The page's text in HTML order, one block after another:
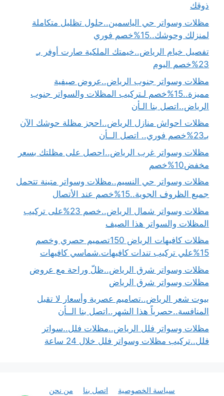
ذوقك
مظلات وسواتر حي الياسمين..حلول تظليل متكاملة
لمنزلك وحوشك..15%خصم فوري
تفصيل خيام الرياض..خيمتك الملكية صارت أوفر بـ
23%خصم اليوم
مظلات وسواتر جنوب الرياض..عروض صيفية
مميزة..15%خصم لـتركيب المظلات والسواتر جنوب
الرياض..اتصل بنا الـأن
مظلات احواش منازل الرياض..احجز مظلة حوشك الآن
بـ23%خصم فوري.. اتصل الــأن
مظلات وسواتر غرب الرياض..احصل على مظلتك بسعر
مخفض10%خصم
مظلات وسواتر حي النسيم..مظلات وسواتر متينة تتحمل
جميع الظروف الجوية..15%خصم عند الأتصال
مظلات وسواتر شمال الرياض..خصم 23%على تركيب
المظلات والسواتر هذا الصيف
مظلات كافيهات الرياض 150تصميم حصري وخصم
15%علي تركيب تندات كافيهات.شماسي كافيهات
مظلات وسواتر شرق الرياض..ظلّ وراحة مع عروض
مظلات وسواتر شرق الرياض
بيوت شعر الرياض..تصاميم عصرية وأسعار لا تقبل
المنافسة..حصرياً هذا الشهر..اتصل بنا الــأن
مظلات وسواتر فلل الرياض..مظلات فلل..سواتر
فلل..تركيب مظلات وسواتر فلل خلال 24 ساعة
سياسة الخصوصية اتصل بنا من نحن